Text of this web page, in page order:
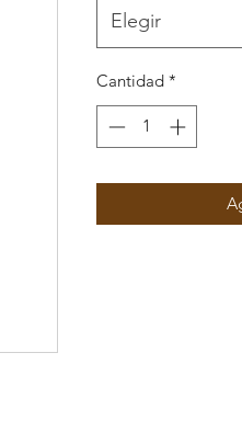
Elegir
Cantidad *